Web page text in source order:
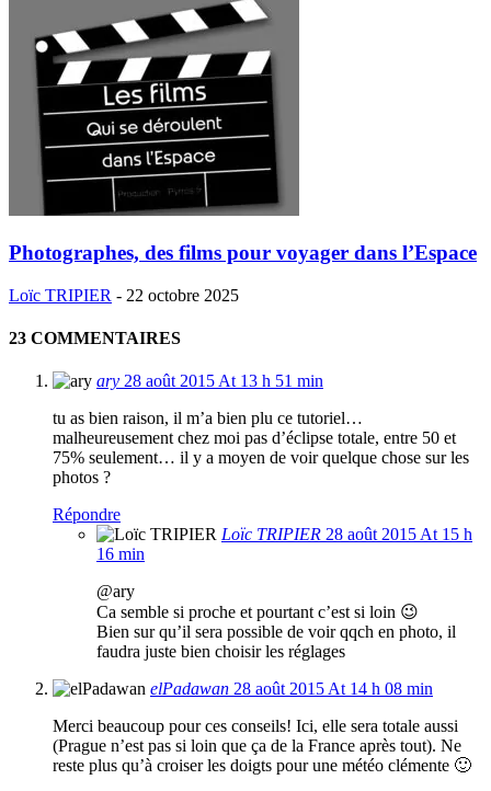
Photographes, des films pour voyager dans l’Espace
Loïc TRIPIER - 22 octobre 2025
23 COMMENTAIRES
ary 28 août 2015 At 13 h 51 min
tu as bien raison, il m’a bien plu ce tutoriel…
malheureusement chez moi pas d’éclipse totale, entre 50 et
75% seulement… il y a moyen de voir quelque chose sur les
photos ?
Répondre
Loïc TRIPIER 28 août 2015 At 15 h
16 min
@ary
Ca semble si proche et pourtant c’est si loin 😉
Bien sur qu’il sera possible de voir qqch en photo, il
faudra juste bien choisir les réglages
elPadawan 28 août 2015 At 14 h 08 min
Merci beaucoup pour ces conseils! Ici, elle sera totale aussi
(Prague n’est pas si loin que ça de la France après tout). Ne
reste plus qu’à croiser les doigts pour une météo clémente 🙂